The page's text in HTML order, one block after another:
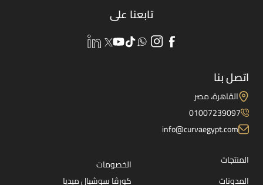
تابعنا على
اتصل بنا
القاهرة، مصر
01007239097
info@curvaegypt.com
المنتجات
الخصومات
المدونات
كورڤا سوشيال ميديا